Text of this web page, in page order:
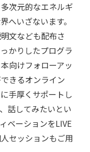
次元的なエネルギ
へいざないます。
文なども配布さ
かりしたプログラ
向けフォローアッ
きるオンライン
手厚くサポートし
話してみたいとい
ベーションをLIVE
セッションもご用